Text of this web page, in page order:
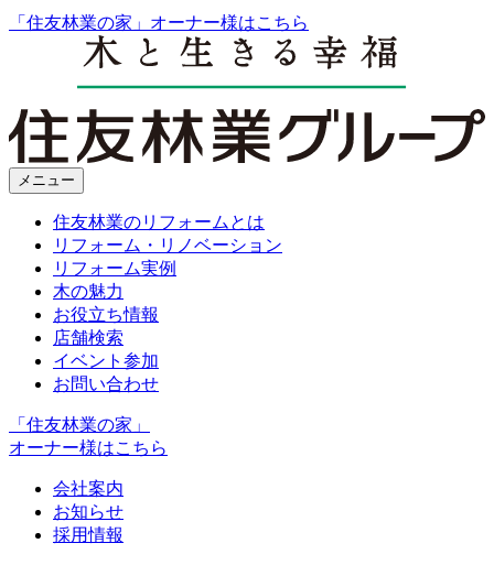
「住友林業の家」オーナー様はこちら
メニュー
住友林業のリフォームとは
リフォーム・リノベーション
リフォーム実例
木の魅力
お役立ち情報
店舗検索
イベント参加
お問い合わせ
「住友林業の家」
オーナー様はこちら
会社案内
お知らせ
採用情報